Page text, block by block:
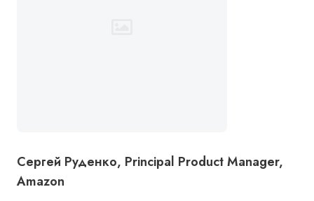
Сергей Руденко, Principal Product Manager,
Amazon